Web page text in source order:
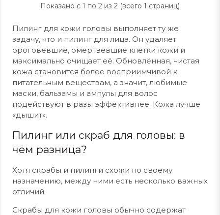
Показано с 1 по 2 из 2 (всего 1 страниц)
Пилинг для кожи головы выполняет ту же
задачу, что и пилинг для лица. Он удаляет
ороговевшие, омертвевшие клетки кожи и
максимально очищает её. Обновлённая, чистая
кожа становится более восприимчивой к
питательным веществам, а значит, любимые
маски, бальзамы и ампулы для волос
подействуют в разы эффективнее. Кожа лучше
«дышит».
Пилинг или скраб для головы: в
чём разница?
Хотя скрабы и пилинги схожи по своему
назначению, между ними есть несколько важных
отличий.
Скрабы для кожи головы обычно содержат